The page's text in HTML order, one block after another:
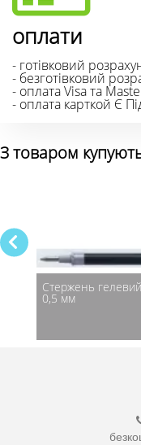
оплати
- готівковий
- безготівковий
- оплата Visa та
- оплата карткой Є
З товаром
Стержень
0,5 мм